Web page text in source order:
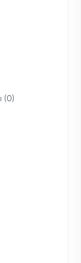
(0)